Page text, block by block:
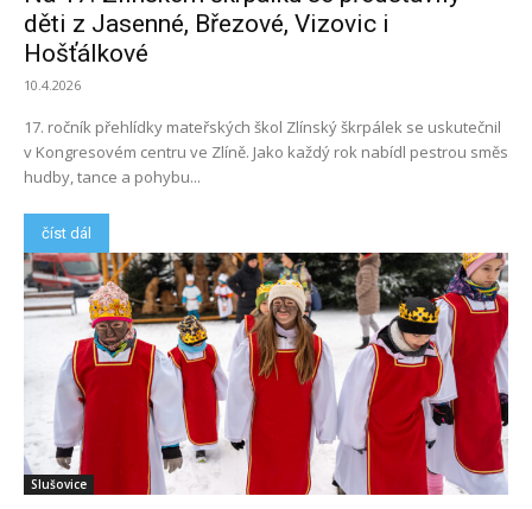
děti z Jasenné, Březové, Vizovic i
Hošťálkové
10.4.2026
17. ročník přehlídky mateřských škol Zlínský škrpálek se uskutečnil
v Kongresovém centru ve Zlíně. Jako každý rok nabídl pestrou směs
hudby, tance a pohybu...
číst dál
Slušovice